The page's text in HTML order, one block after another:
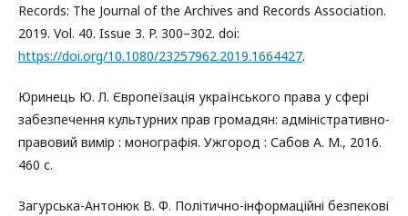
Records: The Journal of the Archives and Records Association.
2019. Vol. 40. Issue 3. P. 300–302. doi:
https://doi.org/10.1080/23257962.2019.1664427.
Юринець Ю. Л. Європеїзація українського права у сфері
забезпечення культурних прав громадян: адміністративно-
правовий вимір : монографія. Ужгород : Сабов А. М., 2016.
460 с.
Загурська-Антонюк В. Ф. Політично-інформаційні безпекові